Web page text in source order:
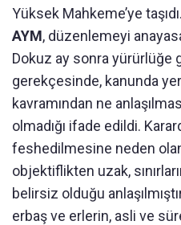
Yüksek Mahkeme’ye
AYM, düzenlemeyi
Dokuz ay sonra yürürlüğe
gerekçesinde, kanunda
kavramından ne
olmadığı ifade edildi.
feshedilmesine neden
objektiflikten uzak,
belirsiz olduğu
erbaş ve erlerin, asli ve